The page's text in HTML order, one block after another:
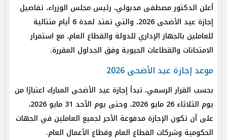
أعلن الدكتور مصطفى مدبولي، رئيس مجلس الوزراء، تفاصيل
إجازة عيد الأضحى 2026، والتي تمتد لمدة 6 أيام متتالية
للعاملين بالجهاز الإداري للدولة والقطاع العام، مع استمرار
الامتحانات والقطاعات الحيوية وفق الجداول المقررة.
موعد إجازة عيد الأضحى 2026
بحسب القرار الرسمي، تبدأ إجازة عيد الأضحى المبارك اعتبارًا من
يوم الثلاثاء 26 مايو 2026، وحتى يوم الأحد 31 مايو 2026،
على أن تكون الإجازة مدفوعة الأجر لجميع العاملين في الجهات
الحكومية وشركات القطاع العام وقطاع الأعمال العام.